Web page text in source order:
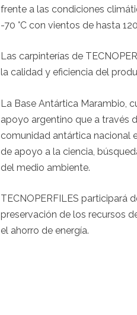
frente a las condiciones
-70 °C con vientos de hasta
Las carpinterías de
la calidad y eficiencia del
La Base Antártica Marambio,
apoyo argentino que a través
comunidad antártica nacional
de apoyo a la ciencia,
del medio ambiente.
TECNOPERFILES participará
preservación de los recursos
el ahorro de energía.